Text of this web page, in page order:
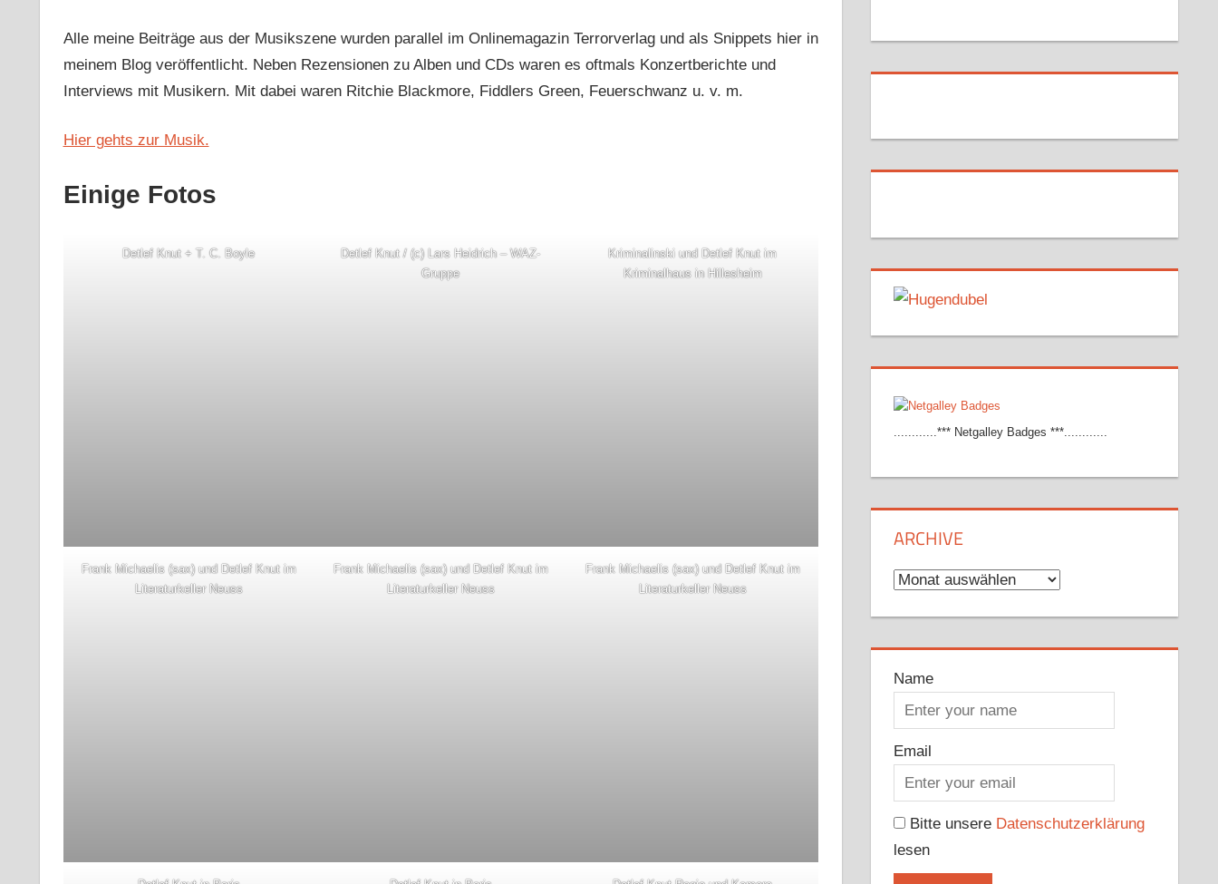
Alle meine Beiträge aus der Musikszene wurden parallel im Onlinemagazin Terrorverlag und als Snippets hier in
meinem Blog veröffentlicht. Neben Rezensionen zu Alben und CDs waren es oftmals Konzertberichte und
Interviews mit Musikern. Mit dabei waren Ritchie Blackmore, Fiddlers Green, Feuerschwanz u. v. m.
Hier gehts zur Musik.
Einige Fotos
Detlef Knut + T. C. Boyle
Detlef Knut / (c) Lars Heidrich – WAZ-
Gruppe
Kriminalinski und Detlef Knut im
Kriminalhaus in Hillesheim
Frank Michaelis (sax) und Detlef Knut im
Literaturkeller Neuss
Frank Michaelis (sax) und Detlef Knut im
Literaturkeller Neuss
Frank Michaelis (sax) und Detlef Knut im
Literaturkeller Neuss
............*** Netgalley Badges ***............
ARCHIVE
Archive
Name
Email
Bitte unsere Datenschutzerklärung
lesen